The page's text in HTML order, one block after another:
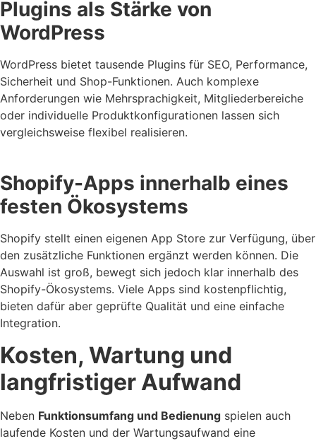
Plugins als Stärke von
WordPress
WordPress bietet tausende Plugins für SEO, Performance,
Sicherheit und Shop-Funktionen. Auch komplexe
Anforderungen wie Mehrsprachigkeit, Mitgliederbereiche
oder individuelle Produktkonfigurationen lassen sich
vergleichsweise flexibel realisieren.
Shopify-Apps innerhalb eines
festen Ökosystems
Shopify stellt einen eigenen App Store zur Verfügung, über
den zusätzliche Funktionen ergänzt werden können. Die
Auswahl ist groß, bewegt sich jedoch klar innerhalb des
Shopify-Ökosystems. Viele Apps sind kostenpflichtig,
bieten dafür aber geprüfte Qualität und eine einfache
Integration.
Kosten, Wartung und
langfristiger Aufwand
Neben Funktionsumfang und Bedienung spielen auch
laufende Kosten und der Wartungsaufwand eine